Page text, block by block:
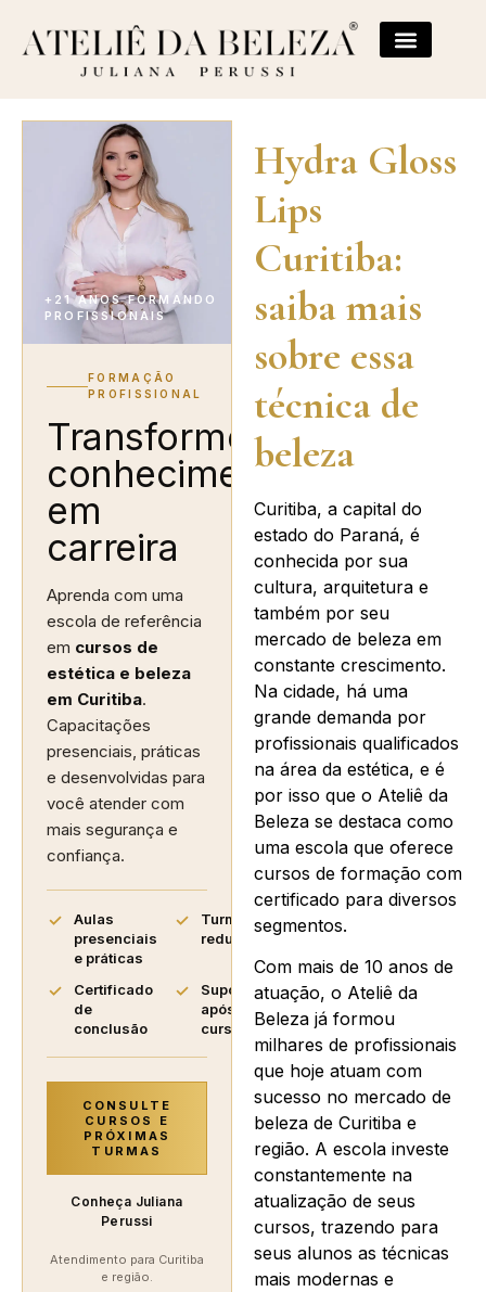
+21 ANOS FORMANDO
PROFISSIONAIS
FORMAÇÃO
PROFISSIONAL
Transforme
conhecimento
em
carreira
Aprenda com uma
escola de referência
em cursos de
estética e beleza
em Curitiba.
Capacitações
presenciais, práticas
e desenvolvidas para
você atender com
mais segurança e
confiança.
Aulas
presenciais
e práticas
Turmas
reduzidas
Certificado
de
conclusão
Suporte
após o
curso
CONSULTE
CURSOS E
PRÓXIMAS
TURMAS
Conheça Juliana
Perussi
Atendimento para Curitiba
e região.
Hydra Gloss
Lips
Curitiba:
saiba mais
sobre essa
técnica de
beleza
Curitiba, a capital do
estado do Paraná, é
conhecida por sua
cultura, arquitetura e
também por seu
mercado de beleza em
constante crescimento.
Na cidade, há uma
grande demanda por
profissionais qualificados
na área da estética, e é
por isso que o Ateliê da
Beleza se destaca como
uma escola que oferece
cursos de formação com
certificado para diversos
segmentos.
Com mais de 10 anos de
atuação, o Ateliê da
Beleza já formou
milhares de profissionais
que hoje atuam com
sucesso no mercado de
beleza de Curitiba e
região. A escola investe
constantemente na
atualização de seus
cursos, trazendo para
seus alunos as técnicas
mais modernas e